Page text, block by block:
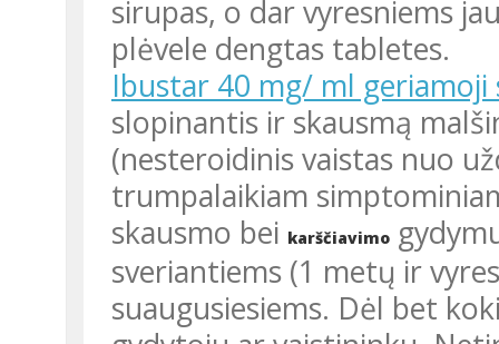
sirupas, o dar vyresniems
plėvele dengtas tabletes.
Ibustar 40 mg/ ml geriamoji
slopinantis ir skausmą
(nesteroidinis vaistas nuo
trumpalaikiam
skausmo bei karščiavimo
sveriantiems (1 metų ir
suaugusiesiems. Dėl bet